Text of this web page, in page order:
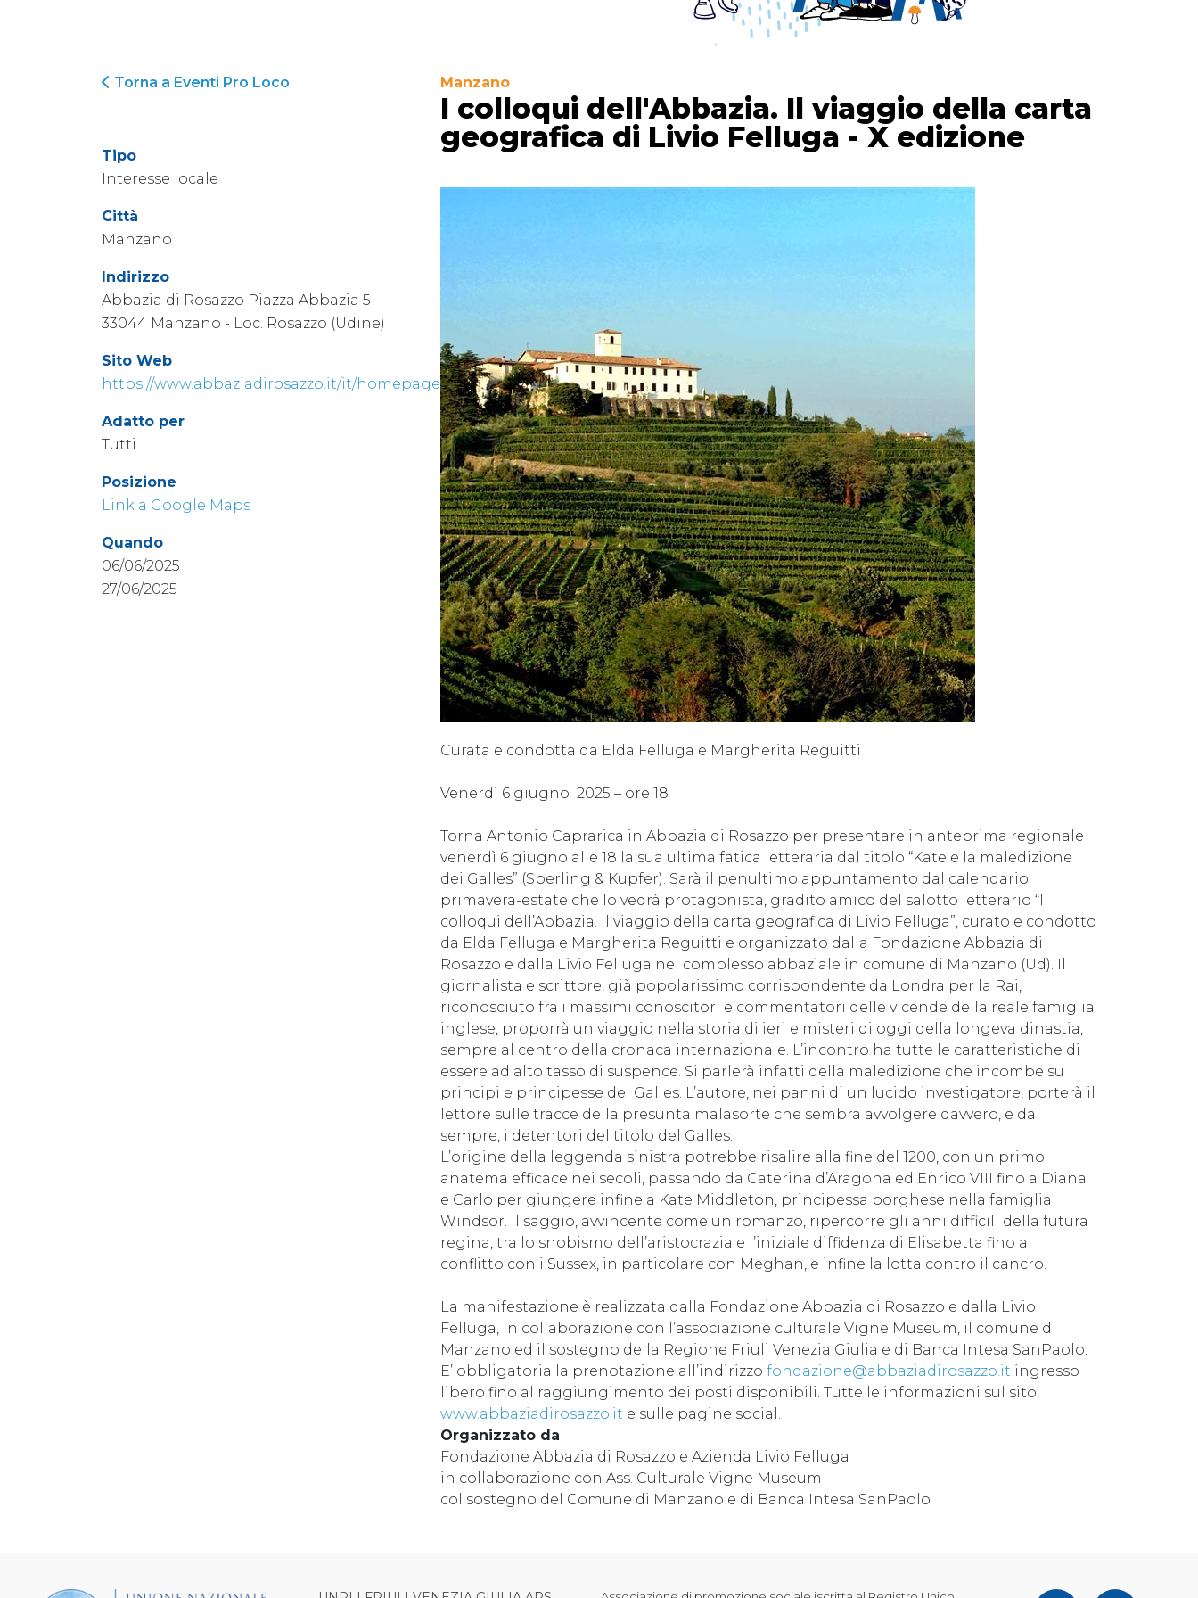
Torna a Eventi Pro Loco
Tipo
Interesse locale
Città
Manzano
Indirizzo
Abbazia di Rosazzo Piazza Abbazia 5
33044 Manzano - Loc. Rosazzo (Udine)
Sito Web
https://www.abbaziadirosazzo.it/it/homepage
Adatto per
Tutti
Posizione
Link a Google Maps
Quando
06/06/2025
27/06/2025
Manzano
I colloqui dell'Abbazia. Il viaggio della carta
geografica di Livio Felluga - X edizione
Curata e condotta da Elda Felluga e Margherita Reguitti
Venerdì 6 giugno 2025 – ore 18
Torna Antonio Caprarica in Abbazia di Rosazzo per presentare in anteprima regionale
venerdì 6 giugno alle 18 la sua ultima fatica letteraria dal titolo “Kate e la maledizione
dei Galles” (Sperling & Kupfer). Sarà il penultimo appuntamento dal calendario
primavera-estate che lo vedrà protagonista, gradito amico del salotto letterario “I
colloqui dell’Abbazia. Il viaggio della carta geografica di Livio Felluga”, curato e condotto
da Elda Felluga e Margherita Reguitti e organizzato dalla Fondazione Abbazia di
Rosazzo e dalla Livio Felluga nel complesso abbaziale in comune di Manzano (Ud). Il
giornalista e scrittore, già popolarissimo corrispondente da Londra per la Rai,
riconosciuto fra i massimi conoscitori e commentatori delle vicende della reale famiglia
inglese, proporrà un viaggio nella storia di ieri e misteri di oggi della longeva dinastia,
sempre al centro della cronaca internazionale. L’incontro ha tutte le caratteristiche di
essere ad alto tasso di suspence. Si parlerà infatti della maledizione che incombe su
principi e principesse del Galles. L’autore, nei panni di un lucido investigatore, porterà il
lettore sulle tracce della presunta malasorte che sembra avvolgere davvero, e da
sempre, i detentori del titolo del Galles.
L’origine della leggenda sinistra potrebbe risalire alla fine del 1200, con un primo
anatema efficace nei secoli, passando da Caterina d’Aragona ed Enrico VIII fino a Diana
e Carlo per giungere infine a Kate Middleton, principessa borghese nella famiglia
Windsor. Il saggio, avvincente come un romanzo, ripercorre gli anni difficili della futura
regina, tra lo snobismo dell’aristocrazia e l’iniziale diffidenza di Elisabetta fino al
conflitto con i Sussex, in particolare con Meghan, e infine la lotta contro il cancro.
La manifestazione è realizzata dalla Fondazione Abbazia di Rosazzo e dalla Livio
Felluga, in collaborazione con l’associazione culturale Vigne Museum, il comune di
Manzano ed il sostegno della Regione Friuli Venezia Giulia e di Banca Intesa SanPaolo.
E’ obbligatoria la prenotazione all’indirizzo fondazione@abbaziadirosazzo.it ingresso
libero fino al raggiungimento dei posti disponibili. Tutte le informazioni sul sito:
www.abbaziadirosazzo.it e sulle pagine social.
Organizzato da
Fondazione Abbazia di Rosazzo e Azienda Livio Felluga
in collaborazione con Ass. Culturale Vigne Museum
col sostegno del Comune di Manzano e di Banca Intesa SanPaolo